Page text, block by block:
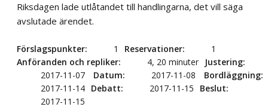
Riksdagen lade utlåtandet till handlingarna, det vill säga
avslutade ärendet.
Förslagspunkter 1 Reservationer
1
Anföranden och repliker
4, 20 minuter
Justering
2017-11-07
Datum 2017-11-08
Bordläggning
2017-11-14 Debatt 2017-11-15
Beslut
2017-11-15